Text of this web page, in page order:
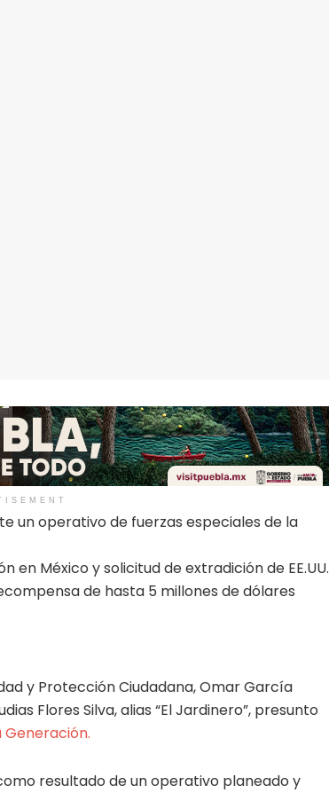
un operativo de fuerzas especiales de la
en México y solicitud de extradición de EE.UU.
de hasta 5 millones de dólares
y Protección Ciudadana, Omar García
Flores Silva, alias “El Jardinero”, presunto
resultado de un operativo planeado y